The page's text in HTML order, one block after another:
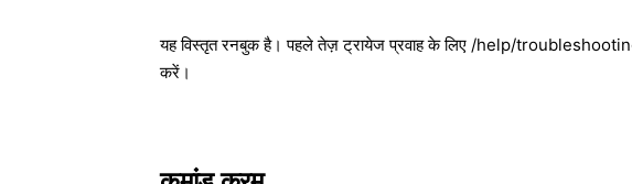
यह विस्तृत रनबुक है। पहले तेज़ ट्रायेज प्रवाह के लिए /help/
करें।